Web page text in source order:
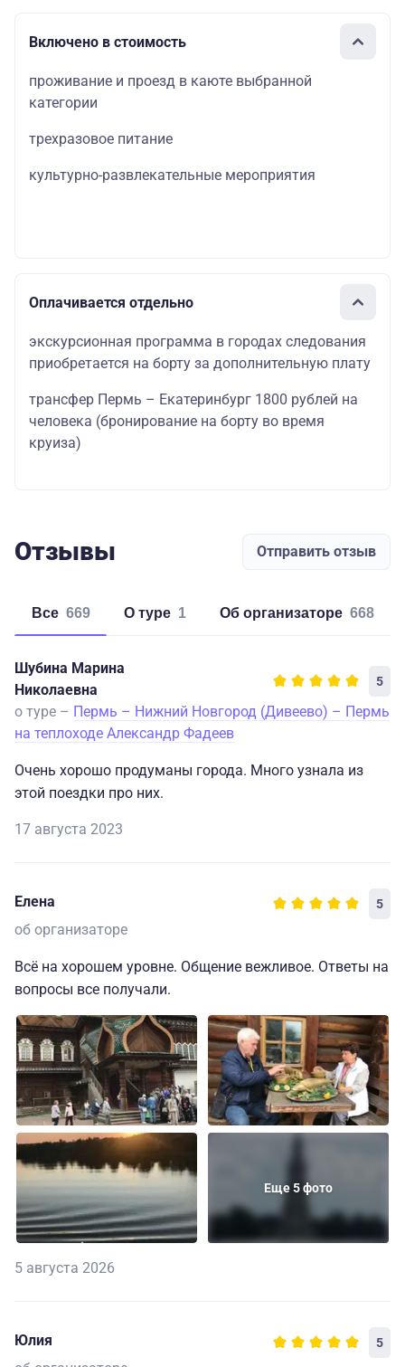
Включено в стоимость
проживание и проезд в каюте выбранной
категории
трехразовое питание
культурно-развлекательные мероприятия
Оплачивается отдельно
экскурсионная программа в городах следования
приобретается на борту за дополнительную плату
трансфер Пермь – Екатеринбург 1800 рублей на
человека (бронирование на борту во время
круиза)
Отзывы Отправить отзыв
Все 669 о туре 1 об организаторе 668
Шубина Марина
Николаевна
5
о туре – Пермь – Нижний Новгород (Дивеево) – Пермь
на теплоходе Александр Фадеев
Очень хорошо продуманы города. Много узнала из
этой поездки про них.
17 августа 2023
Елена 5
об организаторе
Всё на хорошем уровне. Общение вежливое. Ответы на
вопросы все получали.
Еще 5 фото
5 августа 2026
Юлия 5